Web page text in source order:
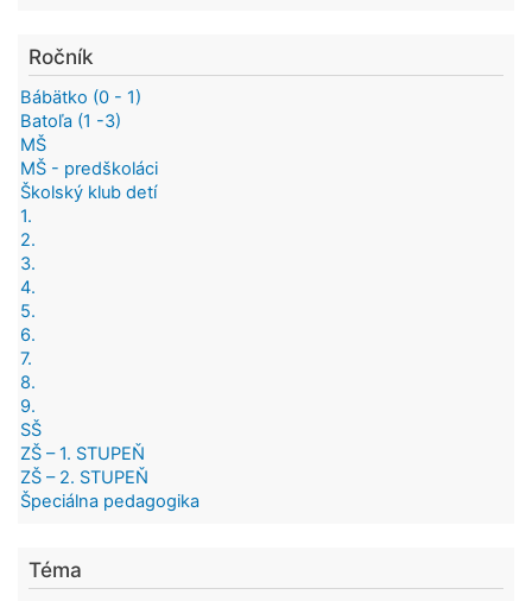
Ročník
Bábätko (0 - 1)
Batoľa (1 -3)
MŠ
MŠ - predškoláci
Školský klub detí
1.
2.
3.
4.
5.
6.
7.
8.
9.
SŠ
ZŠ – 1. STUPEŇ
ZŠ – 2. STUPEŇ
Špeciálna pedagogika
Téma